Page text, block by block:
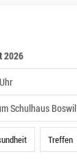
2026
Schulhaus Boswil
Treffen